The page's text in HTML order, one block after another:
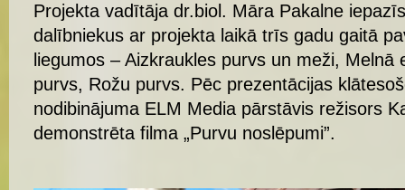
Projekta vadītāja dr.biol. Māra Pakalne
dalībniekus ar projekta laikā trīs gadu gaitā
liegumos – Aizkraukles purvs un meži, Melnā
purvs, Rožu purvs. Pēc prezentācijas
nodibinājuma ELM Media pārstāvis režisors
demonstrēta filma „Purvu noslēpumi”.